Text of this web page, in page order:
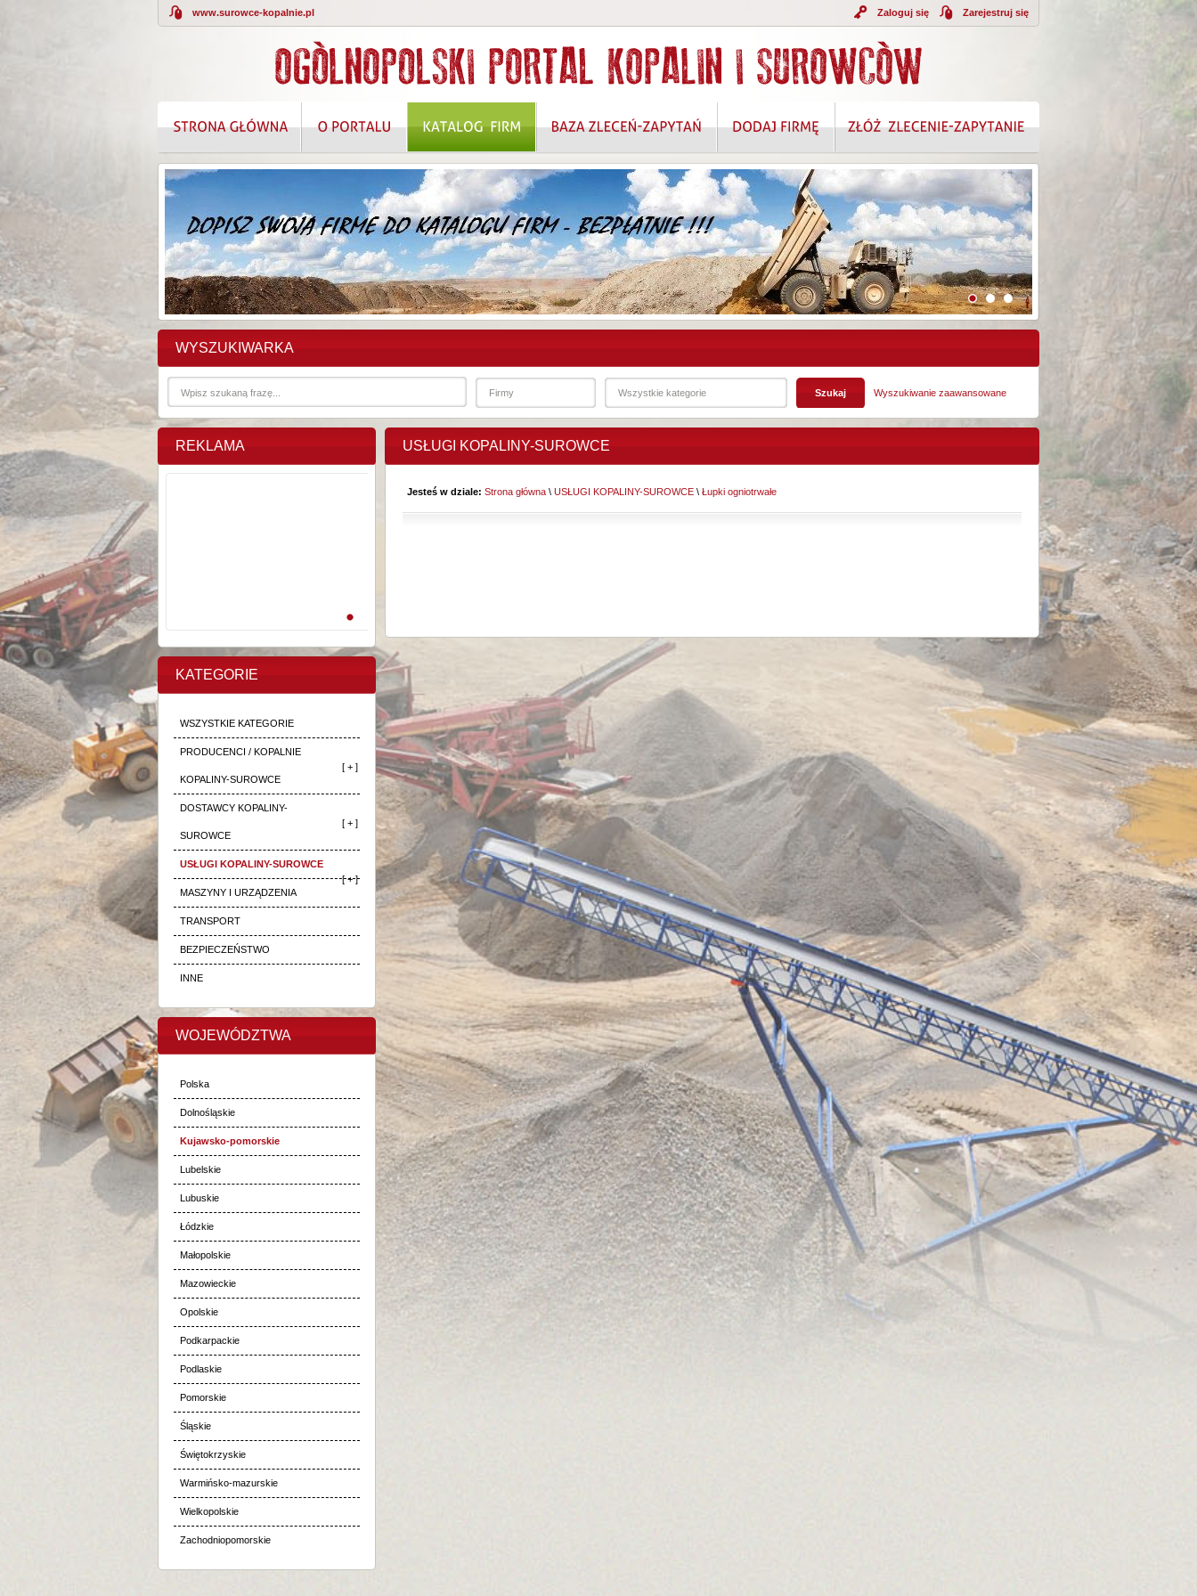
www.surowce-kopalnie.pl Zarejestruj się
Zaloguj się
KOMPLEKSOWE ROZWIĄZANIA W ZAKRESIE OCHRONY DANYCH OSOBOWYCH I BEZPIECZEŃSTWA INFORMACJI
WYSZUKIWARKA
Wyszukiwanie zaawansowane
REKLAMA
KATEGORIE
WSZYSTKIE KATEGORIE
PRODUCENCI / KOPALNIE
KOPALINY-SUROWCE
[ + ]
DOSTAWCY KOPALINY-
SUROWCE
[ + ]
USŁUGI KOPALINY-SUROWCE
[ + ]
MASZYNY I URZĄDZENIA
TRANSPORT
BEZPIECZEŃSTWO
INNE
WOJEWÓDZTWA
Polska
Dolnośląskie
Kujawsko-pomorskie
Lubelskie
Lubuskie
Łódzkie
Małopolskie
Mazowieckie
Opolskie
Podkarpackie
Podlaskie
Pomorskie
Śląskie
Świętokrzyskie
Warmińsko-mazurskie
Wielkopolskie
Zachodniopomorskie
USŁUGI KOPALINY-SUROWCE
Jesteś w dziale: Strona główna \ USŁUGI KOPALINY-SUROWCE \ Łupki ogniotrwałe